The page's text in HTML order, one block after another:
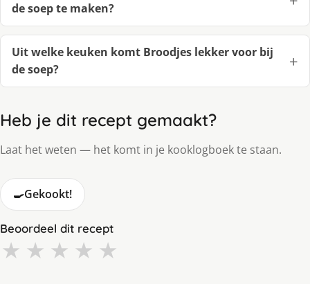
de soep te maken?
Uit welke keuken komt Broodjes lekker voor bij
de soep?
Heb je dit recept gemaakt?
Laat het weten — het komt in je kooklogboek te staan.
🍳Gekookt!
Beoordeel dit recept
★ ★ ★ ★ ★